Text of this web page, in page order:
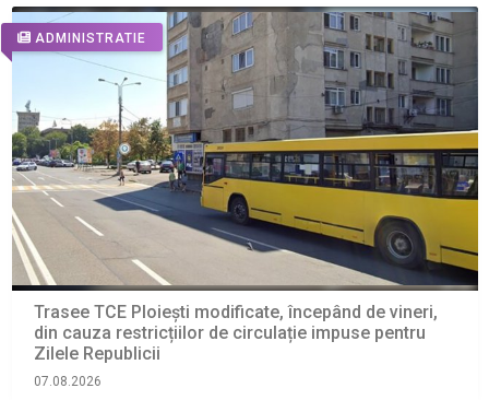
ADMINISTRATIE
Trasee TCE Ploiești modificate, începând de vineri,
din cauza restricțiilor de circulație impuse pentru
Zilele Republicii
07.08.2026